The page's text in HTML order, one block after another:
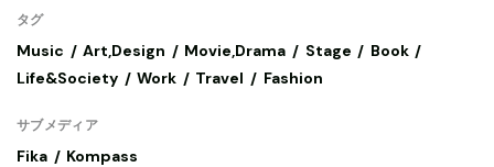
タグ
Music Art,Design Movie,Drama Stage
Book
Life&Society
Work Travel Fashion
サブメディア
Fika Kompass